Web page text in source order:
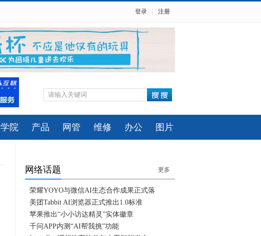
登录 注册
学院 产品 网管 维修 办公 图片
网络话题 更多
荣耀YOYO与微信AI生态合作成果正式落
美团Tabbit AI浏览器正式推出1.0标准
苹果推出“小小访达精灵”实体徽章
千问APP内测“AI帮我挑”功能